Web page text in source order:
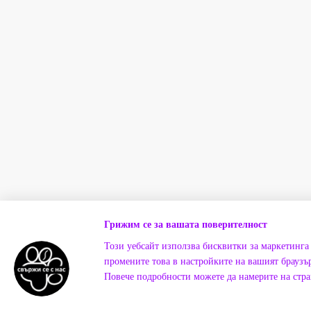
Онлайн магазин създаден с Cartum
Грижим се за вашата поверителност
Този уебсайт използва бисквитки за
промените това в настройките на вашият
Повече подробности можете да намерите на